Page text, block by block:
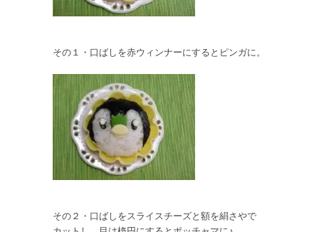
その１・口ばしを赤ウィンナーにするとピンガに。
その２・口ばしをスライスチーズと額を絹さやで